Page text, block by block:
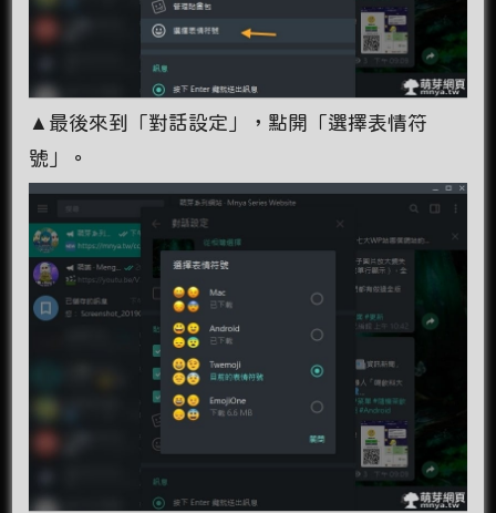
▲最後來到「對話設定」，點開「選擇表情符
號」。